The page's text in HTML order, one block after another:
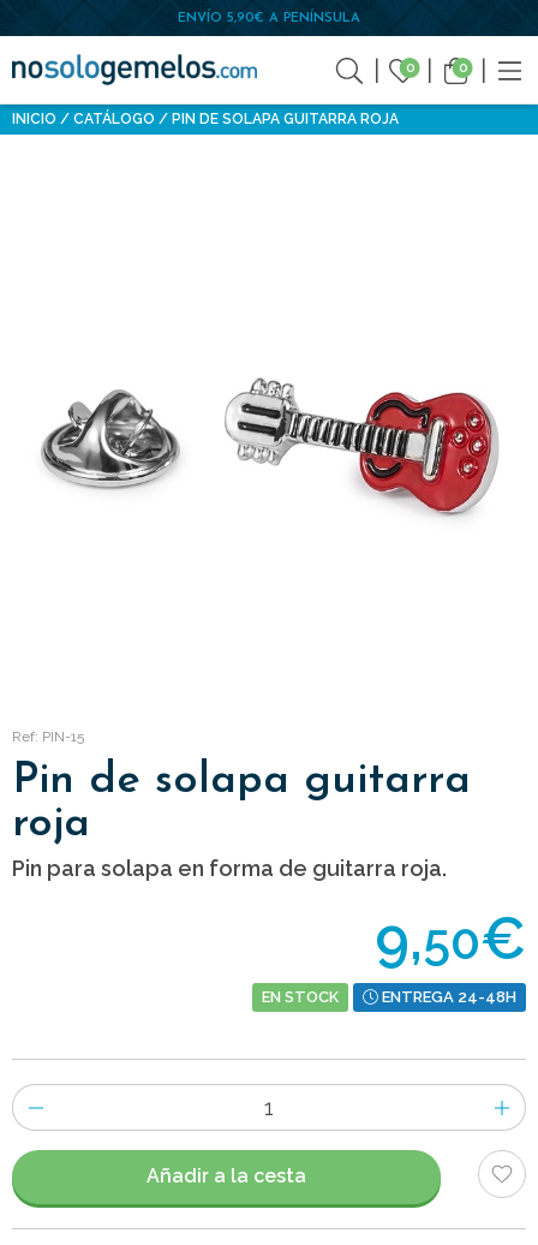
ENVÍO 5,90€ A PENÍNSULA
0 0
INICIO CATÁLOGO PIN DE SOLAPA GUITARRA ROJA
Ref: PIN-15
Pin de solapa guitarra
roja
Pin para solapa en forma de guitarra roja.
9,50€
EN STOCK ENTREGA 24-48H
Número
de
artículos
Añadir a la cesta